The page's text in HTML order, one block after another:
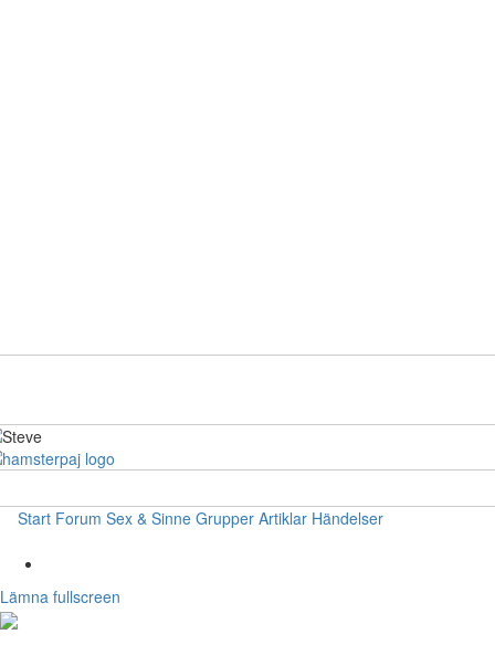
Start Forum Sex & Sinne Grupper Artiklar Händelser
Lämna fullscreen